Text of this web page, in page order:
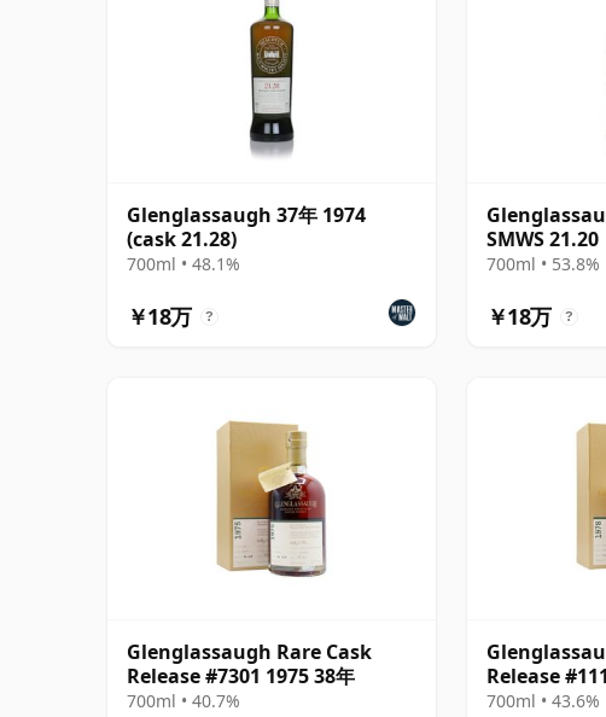
Glenglassaugh 37年 1974
(cask 21.28)
700ml • 48.1%
￥18万 ?
SMWS 21.20
700ml • 53.8%
￥18万 ?
Glenglassaugh Rare Cask
Release #7301 1975 38年
700ml • 40.7%
Release
700ml • 43.6%